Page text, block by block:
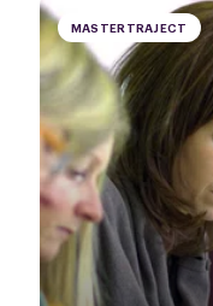
MASTERTRAJECT